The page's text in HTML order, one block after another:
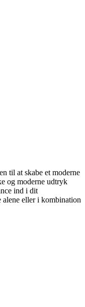
til at skabe et moderne
og moderne udtryk
ind i dit
alene eller i kombination